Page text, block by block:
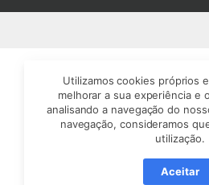
Rua São Paulo, nº
Sala 408, Itoupava Seca,
Utilizamos cookies próprios
melhorar a sua experiência e
analisando a navegação do
navegação, consideramos
utilização.
Aceitar